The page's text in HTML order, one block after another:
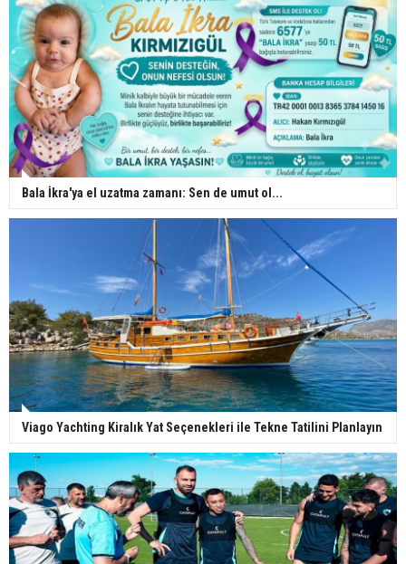
Bala İkra'ya el uzatma zamanı: Sen de umut ol...
Viago Yachting Kiralık Yat Seçenekleri ile Tekne Tatilini Planlayın